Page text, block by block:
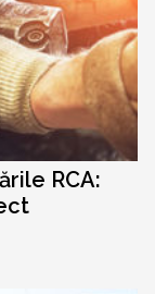
RCA: